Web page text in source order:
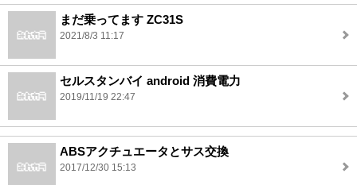
まだ乗ってます ZC31S
2021/8/3 11:17
セルスタンバイ android 消費電力
2019/11/19 22:47
ABSアクチュエータとサス交換
2017/12/30 15:13